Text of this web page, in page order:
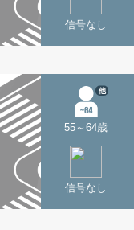
信号なし
55～64歳
他
信号なし